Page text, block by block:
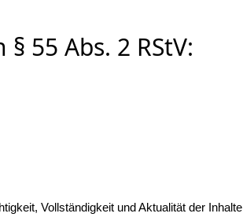
55 Abs. 2 RStV:
Vollständigkeit und Aktualität der